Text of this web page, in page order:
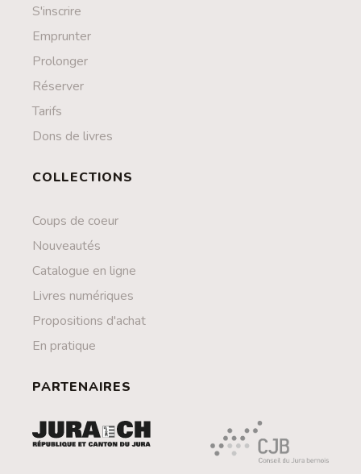
S'inscrire
Emprunter
Prolonger
Réserver
Tarifs
Dons de livres
COLLECTIONS
Coups de coeur
Nouveautés
Catalogue en ligne
Livres numériques
Propositions d'achat
En pratique
PARTENAIRES